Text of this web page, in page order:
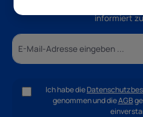
Newsletter, um rechtzeitig über
informiert
Ich habe die
genommen und dieAGB